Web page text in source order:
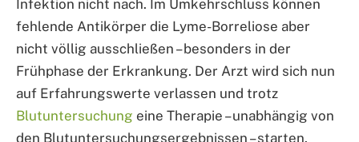
Infektion nicht nach. Im Umkehrschluss können
fehlende Antikörper die Lyme-Borreliose aber
nicht völlig ausschließen – besonders in der
Frühphase der Erkrankung. Der Arzt wird sich nun
auf Erfahrungswerte verlassen und trotz
Blutuntersuchung eine Therapie – unabhängig von
den Blutuntersuchungsergebnissen – starten.